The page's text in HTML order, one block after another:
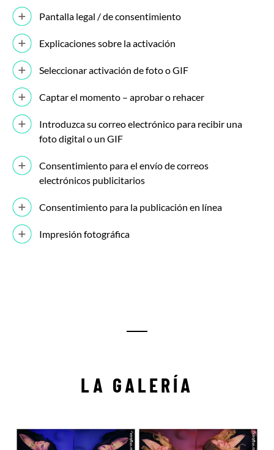
Pantalla legal / de consentimiento
Explicaciones sobre la activación
Seleccionar activación de foto o GIF
Captar el momento – aprobar o rehacer
Introduzca su correo electrónico para recibir una
foto digital o un GIF
Consentimiento para el envío de correos
electrónicos publicitarios
Consentimiento para la publicación en línea
Impresión fotográfica
LA GALERÍA